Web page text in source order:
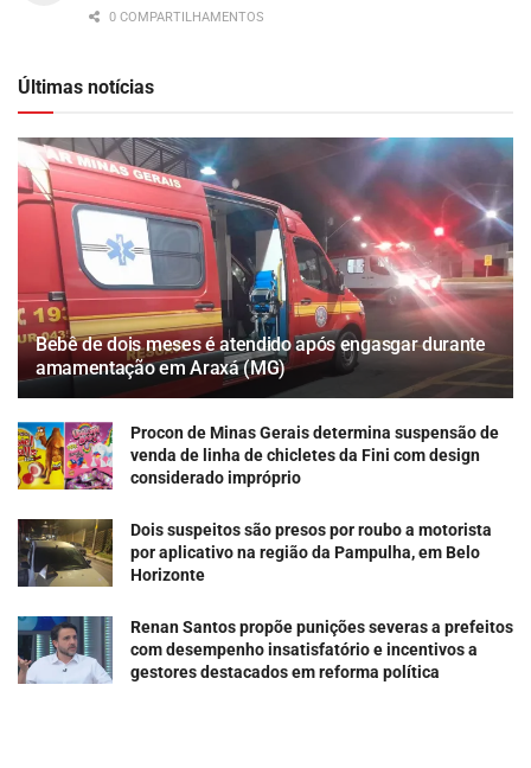
0 COMPARTILHAMENTOS
Últimas notícias
Bebê de dois meses é atendido após engasgar durante
amamentação em Araxá (MG)
Procon de Minas Gerais determina suspensão de
venda de linha de chicletes da Fini com design
considerado impróprio
Dois suspeitos são presos por roubo a motorista
por aplicativo na região da Pampulha, em Belo
Horizonte
Renan Santos propõe punições severas a prefeitos
com desempenho insatisfatório e incentivos a
gestores destacados em reforma política